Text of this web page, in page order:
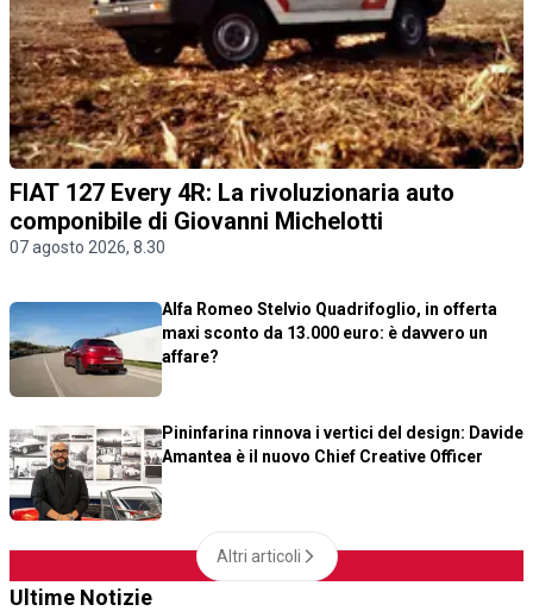
FIAT 127 Every 4R: La rivoluzionaria auto
componibile di Giovanni Michelotti
07 agosto 2026, 8.30
Alfa Romeo Stelvio Quadrifoglio, in offerta
maxi sconto da 13.000 euro: è davvero un
affare?
Pininfarina rinnova i vertici del design: Davide
Amantea è il nuovo Chief Creative Officer
Altri articoli
Ultime Notizie